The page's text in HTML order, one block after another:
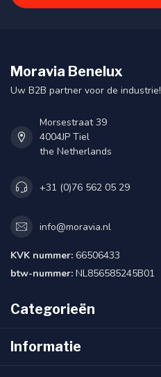
Moravia Benelux
Uw B2B partner voor de industrie!
Morsestraat 39
4004JP Tiel
the Netherlands
+31 (0)76 562 05 29
info@moravia.nl
KVK nummer: 66506433
btw-nummer: NL856585245B01
Categorieën
Informatie